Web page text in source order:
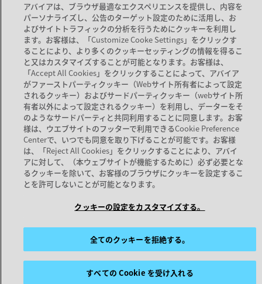
サイトマップ 利用規約 プライバシーの考え方 クッキー 商標
© 2026 Avaya LLC
新しいタブで開く
新しいタブで開く
新しいタブで開く
アバイアは、ブラウザ最適なエクスペリエンスを提供し、内容を
パーソナライズし、公告のターゲット設定のために活用し、お
よびサイトトラフィックの分析を行うためにクッキーを利用し
ます。お客様は、「Customize Cooke Settings」をクリックす
ることにより、より多くのクッキーセッティングの情報を得るこ
と又はカスタマイズすることが可能となります。お客様は、
「Accept All Cookies」をクリックすることによって、アバイア
がファーストパーティクッキー（Webサイト所有者によって設定
されるクッキー）およびサードパーティクッキー（webサイト所
有者以外によって設定されるクッキー）を利用し、データーをそ
のようなサードパーティと共同利用することに同意します。お客
様は、ウエブサイトのフッターで利用できるCookie Preference
Centerで、いつでも同意を取り下げることが可能です。お客様
は、「Reject All Cookies」をクリックすることにより、アバイ
アに対して、（本ウェブサイトが機能するために）必ず必要とな
るクッキーを除いて、お客様のブラウザにクッキーを設定するこ
とを許可しないことが可能となります。
クッキーの設定をカスタマイズする。
全てのクッキーを拒絶する。
すべての Cookie を受け入れる